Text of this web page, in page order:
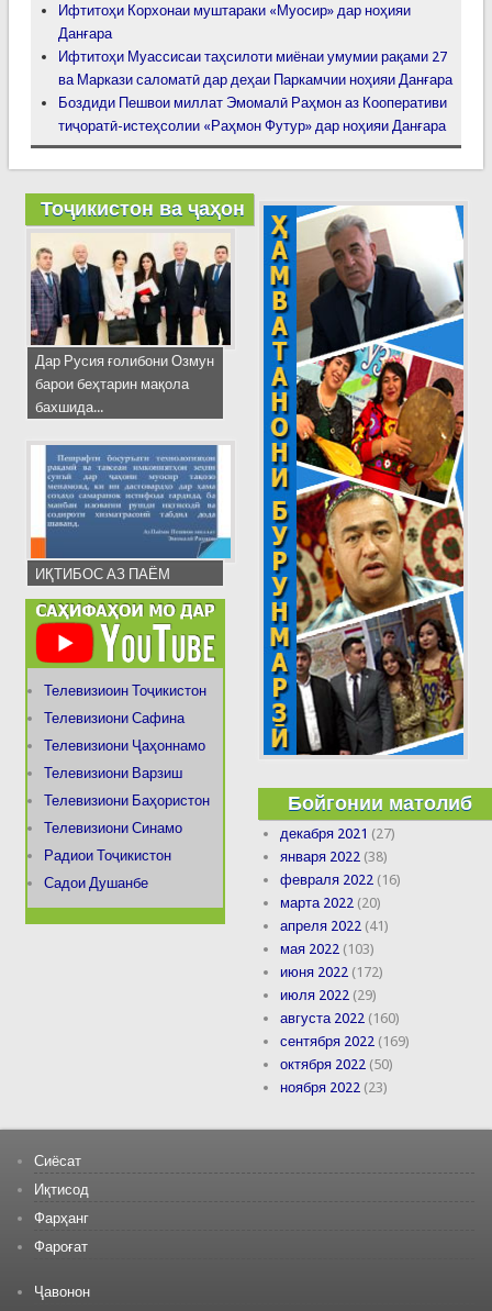
Ифтитоҳи Корхонаи муштараки «Муосир» дар ноҳияи
Данғара
Ифтитоҳи Муассисаи таҳсилоти миёнаи умумии рақами 27
ва Маркази саломатӣ дар деҳаи Паркамчии ноҳияи Данғара
Боздиди Пешвои миллат Эмомалӣ Раҳмон аз Кооперативи
тиҷоратӣ-истеҳсолии «Раҳмон Футур» дар ноҳияи Данғара
Тоҷикистон ва ҷаҳон
Дар Русия ғолибони Озмун
барои беҳтарин мақола
бахшида...
ИҚТИБОС АЗ ПАЁМ
Телевизиоин Тоҷикистон
Телевизиони Сафина
Телевизиони Ҷаҳоннамо
Телевизиони Варзиш
Телевизиони Баҳористон
Телевизиони Синамо
Радиои Тоҷикистон
Садои Душанбе
Бойгонии матолиб
декабря 2021 (27)
января 2022 (38)
февраля 2022 (16)
марта 2022 (20)
апреля 2022 (41)
мая 2022 (103)
июня 2022 (172)
июля 2022 (29)
августа 2022 (160)
сентября 2022 (169)
октября 2022 (50)
ноября 2022 (23)
Сиёсат
Иқтисод
Фарҳанг
Фароғат
Ҷавонон